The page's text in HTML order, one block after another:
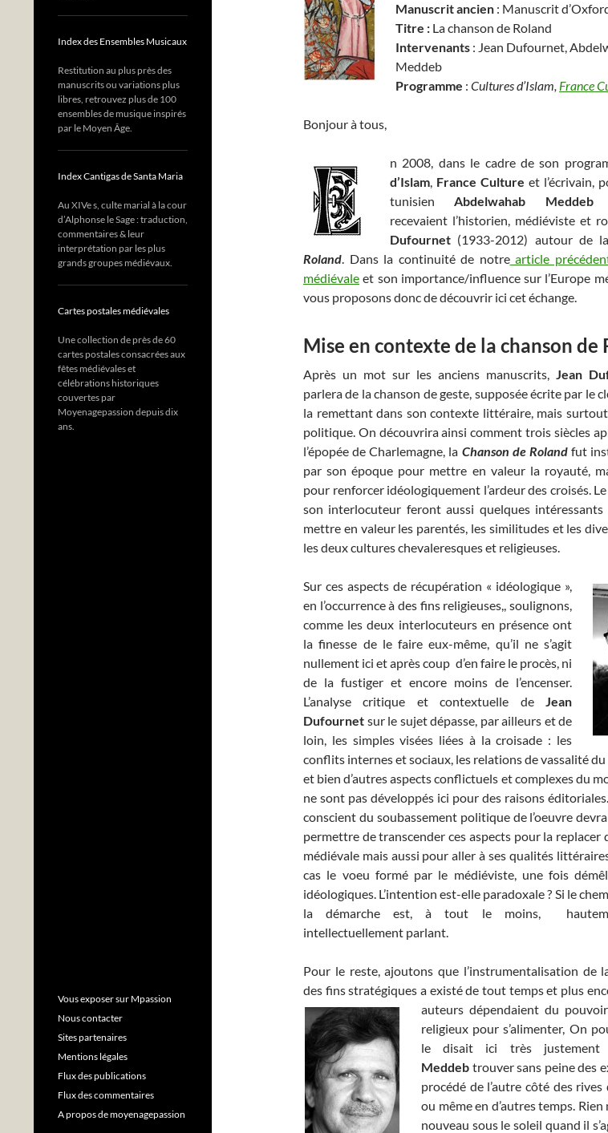
Manuscrit ancien : Manuscrit
Titre : La chanson de Roland
Intervenants : Jean Dufournet,
Meddeb
Programme : Cultures d’Islam, France
Bonjour à tous,
n 2008, dans le cadre de son
d’Islam, France Culture et l’écrivain,
tunisienAbdelwahab Meddeb
recevaient l’historien, médiéviste et
Dufournet (1933-2012) autour de la
Roland. Dans la continuité de notrearticle
médiévale et son importance/influence sur l’Europe
vous proposons donc de découvrir ici cet échange.
Mise en contexte de la chanson de
Après un mot sur les anciens manuscrits, Jean
parlera de la chanson de geste, supposée écrite par le
la remettant dans son contexte littéraire, mais
politique. On découvrira ainsi comment trois siècles
l’épopée de Charlemagne, la Chanson de Rolandfut
par son époque pour mettre en valeur la royauté,
pour renforcer idéologiquement l’ardeur des croisés.
son interlocuteur feront aussi quelques
mettre en valeur les parentés, les similitudes et les
les deux cultures chevaleresques et religieuses.
Sur ces aspects de récupération « idéologique »,
en l’occurrence à des fins religieuses,, soulignons,
comme les deux interlocuteurs en présence ont
la finesse de le faire eux-même, qu’il ne s’agit
nullement ici et après coup d’en faire le procès, ni
de la fustiger et encore moins de l’encenser.
L’analyse critique et contextuelle de Jean
Dufournet sur le sujet dépasse, par ailleurs et de
loin, les simples visées liées à la croisade : les
conflits internes et sociaux, les relations de vassalité
et bien d’autres aspects conflictuels et complexes du
ne sont pas développés ici pour des raisons
conscient du soubassement politique de l’oeuvre
permettre de transcender ces aspects pour la replacer
médiévale mais aussi pour aller à ses qualités
cas le voeu formé par le médiéviste, une fois
idéologiques. L’intention est-elle paradoxale ? Si le
la démarche est, à tout le moins,
intellectuellement parlant.
Pour le reste, ajoutons que l’instrumentalisation de
des fins stratégiques a existé de tout temps et plus
auteurs dépendaient du
religieux pour s’alimenter, On
le disait ici très justement
Meddeb trouver sans peine des
procédé de l’autre côté des rives
ou même en d’autres temps. Rien
nouveau sous le soleil quand il
Index des Ensembles Musicaux
Restitution au plus près des
manuscrits ou variations plus
libres, retrouvez plus de 100
ensembles de musique inspirés
par le Moyen Âge.
Index Cantigas de Santa Maria
Au XIVe s, culte marial à la cour
d’Alphonse le Sage : traduction,
commentaires & leur
interprétation par les plus
grands groupes médiévaux.
Cartes postales médiévales
Une collection de près de 60
cartes postales consacrées aux
fêtes médiévales et
célébrations historiques
couvertes par
Moyenagepassion depuis dix
ans.
Vous exposer sur Mpassion
Nous contacter
Sites partenaires
Mentions légales
Flux des publications
Flux des commentaires
A propos de moyenagepassion